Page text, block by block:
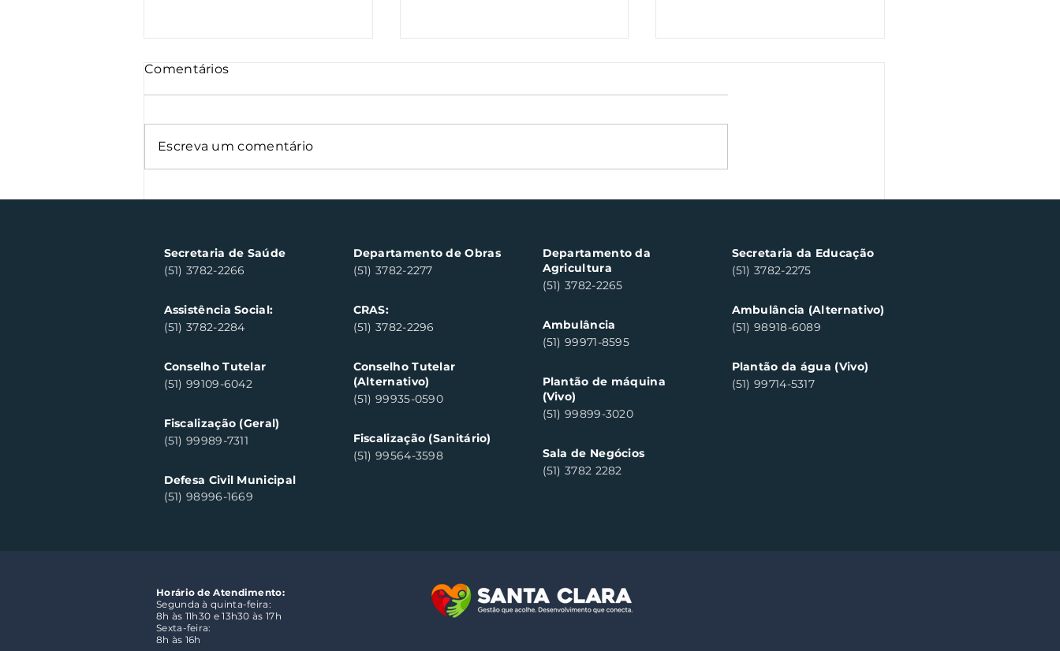
Clara do Sul
Clara do Sul
Comentários
Escreva um comentário
Secretaria de Saúde
(51) 3782-2266
Assistência Social:
(51) 3782-2284
Conselho Tutelar
(51) 99109-6042
Fiscalização (Geral)
(51) 99989-7311
Defesa Civil Municipal
(51) 98996-1669
Departamento de Obras
(51) 3782-2277
CRAS:
(51) 3782-2296
Conselho Tutelar
(Alternativo)
(51) 99935-0590
Fiscalização (Sanitário)
(51) 99564-3598
Departamento da
Agricultura
(51) 3782-2265
Ambulância
(51) 99971-8595
Plantão de máquina
(Vivo)
(51) 99899-3020
Sala de Negócios
(51) 3782 2282
Secretaria da Educação
(51) 3782-2275
Ambulância (Alternativo)
(51) 98918-6089
Plantão da água (Vivo)
(51) 99714-5317
Horário de Atendimento:
Segunda à quinta-feira:
8h às 11h30 e 13h30 às 17h
Sexta-feira:
8h às 16h